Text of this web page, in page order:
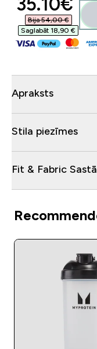
Bija 54,00 €‎
Saglabāt 18,90 €‎
Apraksts
Stila piezīmes
Fit & Fabric